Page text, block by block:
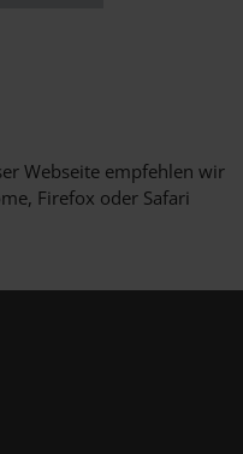
Webseite empfehlen wir
Firefox oder Safari